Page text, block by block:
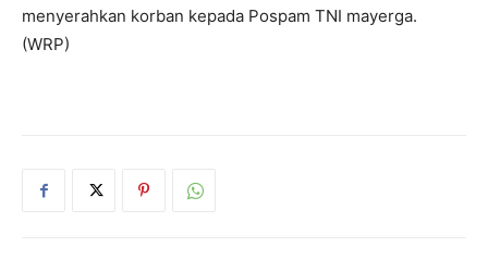
menyerahkan korban kepada Pospam TNI mayerga.
(WRP)